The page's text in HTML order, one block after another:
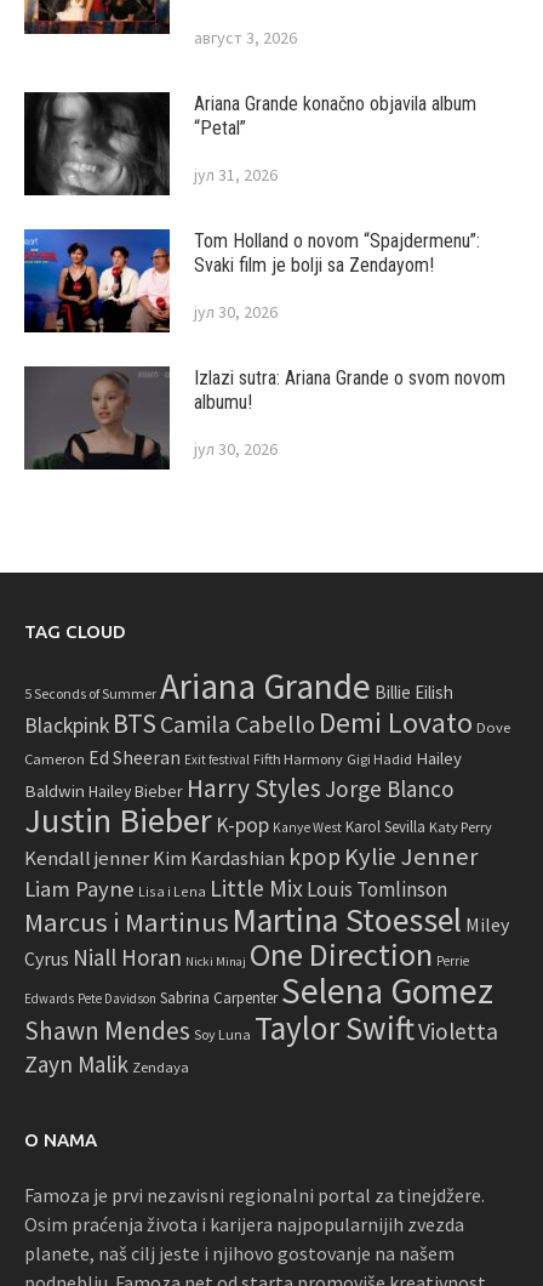
август 3, 2026
Ariana Grande konačno objavila album
“Petal”
јул 31, 2026
Tom Holland o novom “Spajdermenu”:
Svaki film je bolji sa Zendayom!
јул 30, 2026
Izlazi sutra: Ariana Grande o svom novom
albumu!
јул 30, 2026
TAG CLOUD
5 Seconds of Summer Ariana Grande Billie Eilish
Blackpink BTS Camila Cabello Demi Lovato Dove
Cameron Ed Sheeran Exit festival Fifth Harmony Gigi Hadid Hailey
Baldwin Hailey Bieber Harry Styles Jorge Blanco
Justin Bieber K-pop Kanye West Karol Sevilla Katy Perry
Kendall jenner Kim Kardashian kpop Kylie Jenner
Liam Payne Lisa i Lena Little Mix Louis Tomlinson
Marcus i Martinus Martina Stoessel Miley
Cyrus Niall Horan Nicki Minaj One Direction Perrie
Edwards Pete Davidson Sabrina Carpenter Selena Gomez
Shawn Mendes Soy Luna Taylor SwiftVioletta
Zayn Malik Zendaya
O NAMA
Famoza je prvi nezavisni regionalni portal za tinejdžere.
Osim praćenja života i karijera najpopularnijih zvezda
planete, naš cilj jeste i njihovo gostovanje na našem